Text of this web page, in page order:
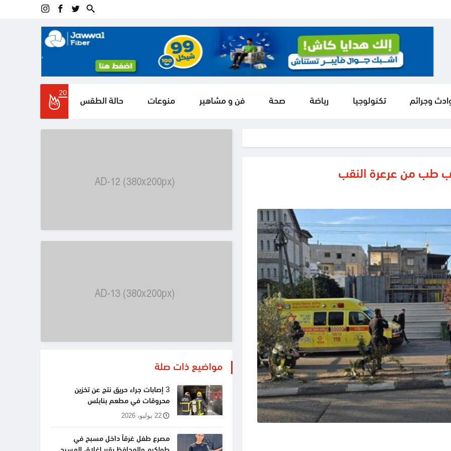
وجرائم تكنولوجيا رياضة صحة فن و مشاهير منوعات حالة الطقس
20
مواضيع ذات صلة
3 إصابات جراء حريق نتج عن تخزين
محروقات في مطعم بنابلس
22 يوليو، 2026
مصرع طفل غرقاً داخل مسبح في